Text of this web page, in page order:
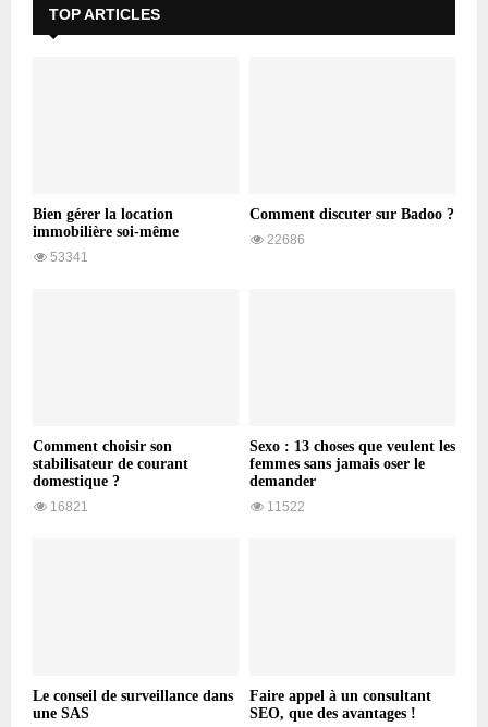
TOP ARTICLES
Bien gérer la location
immobilière soi-même
53341
Comment discuter sur Badoo ?
22686
Comment choisir son
stabilisateur de courant
domestique ?
16821
Sexo : 13 choses que veulent les
femmes sans jamais oser le
demander
11522
Le conseil de surveillance dans
une SAS
Faire appel à un consultant
SEO, que des avantages !